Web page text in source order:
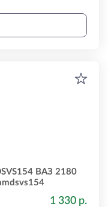
ВАЗ 2180
1 330 р.